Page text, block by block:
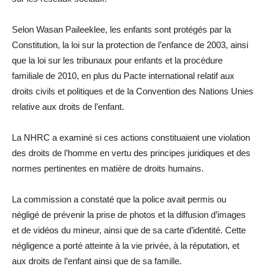
Selon Wasan Paileeklee, les enfants sont protégés par la
Constitution, la loi sur la protection de l’enfance de 2003, ainsi
que la loi sur les tribunaux pour enfants et la procédure
familiale de 2010, en plus du Pacte international relatif aux
droits civils et politiques et de la Convention des Nations Unies
relative aux droits de l’enfant.
La NHRC a examiné si ces actions constituaient une violation
des droits de l’homme en vertu des principes juridiques et des
normes pertinentes en matière de droits humains.
La commission a constaté que la police avait permis ou
négligé de prévenir la prise de photos et la diffusion d’images
et de vidéos du mineur, ainsi que de sa carte d’identité. Cette
négligence a porté atteinte à la vie privée, à la réputation, et
aux droits de l’enfant ainsi que de sa famille.